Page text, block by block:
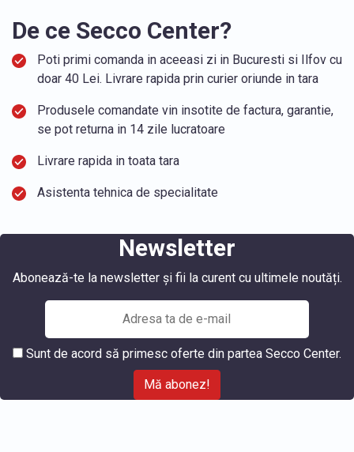
De ce Secco Center?
Poti primi comanda in aceeasi zi in Bucuresti si Ilfov cu
doar 40 Lei. Livrare rapida prin curier oriunde in tara
Produsele comandate vin insotite de factura, garantie,
se pot returna in 14 zile lucratoare
Livrare rapida in toata tara
Asistenta tehnica de specialitate
Newsletter
Abonează-te la newsletter și fii la curent cu ultimele noutăți.
Sunt de acord să primesc oferte din partea Secco Center.
Mă abonez!